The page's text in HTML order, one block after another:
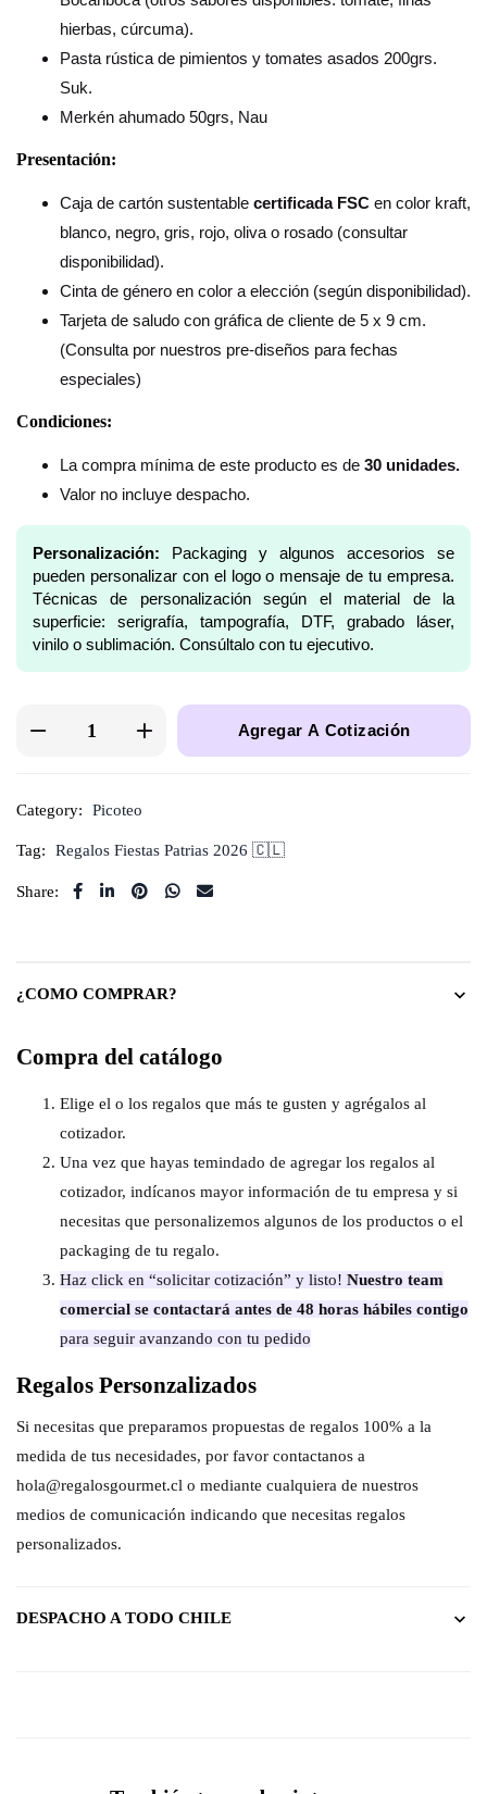
hierbas, cúrcuma).
Pasta rústica de pimientos y tomates asados 200grs.
Suk.
Merkén ahumado 50grs, Nau
Presentación:
Caja de cartón sustentable certificada FSC en color kraft,
blanco, negro, gris, rojo, oliva o rosado (consultar
disponibilidad).
Cinta de género en color a elección (según disponibilidad).
Tarjeta de saludo con gráfica de cliente de 5 x 9 cm.
(Consulta por nuestros pre-diseños para fechas
especiales)
Condiciones:
La compra mínima de este producto es de 30 unidades.
Valor no incluye despacho.
Personalización: Packaging y algunos accesorios se
pueden personalizar con el logo o mensaje de tu empresa.
Técnicas de personalización según el material de la
superficie: serigrafía, tampografía, DTF, grabado láser,
vinilo o sublimación. Consúltalo con tu ejecutivo.
Agregar A Cotización
Category: Picoteo
Tag: Regalos Fiestas Patrias 2026 🇨🇱
Share:
¿COMO COMPRAR?
Compra del catálogo
Elige el o los regalos que más te gusten y agrégalos al
cotizador.
Una vez que hayas temindado de agregar los regalos al
cotizador, indícanos mayor información de tu empresa y si
necesitas que personalizemos algunos de los productos o el
packaging de tu regalo.
Haz click en “solicitar cotización” y listo! Nuestro team
comercial se contactará antes de 48 horas hábiles contigo
para seguir avanzando con tu pedido
Regalos Personzalizados
Si necesitas que preparamos propuestas de regalos 100% a la
medida de tus necesidades, por favor contactanos a
hola@regalosgourmet.cl o mediante cualquiera de nuestros
medios de comunicación indicando que necesitas regalos
personalizados.
DESPACHO A TODO CHILE